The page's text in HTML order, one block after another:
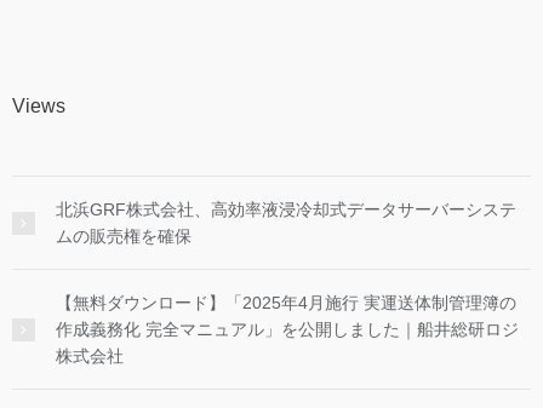
Views
北浜GRF株式会社、高効率液浸冷却式データサーバーシステ
ムの販売権を確保
【無料ダウンロード】「2025年4月施行 実運送体制管理簿の
作成義務化 完全マニュアル」を公開しました｜船井総研ロジ
株式会社